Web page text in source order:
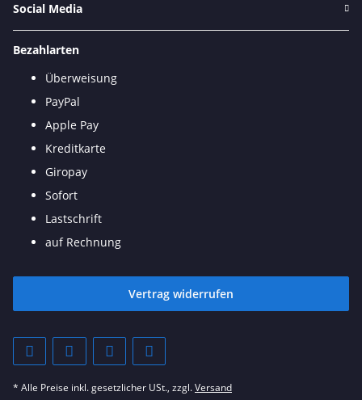
Social Media
Bezahlarten
Überweisung
PayPal
Apple Pay
Kreditkarte
Giropay
Sofort
Lastschrift
auf Rechnung
Vertrag widerrufen
* Alle Preise inkl. gesetzlicher USt., zzgl.Versand